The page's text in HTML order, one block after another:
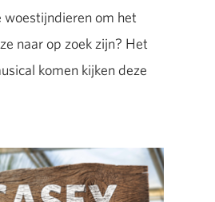
woestijndieren om het
naar op zoek zijn? Het
komen kijken deze